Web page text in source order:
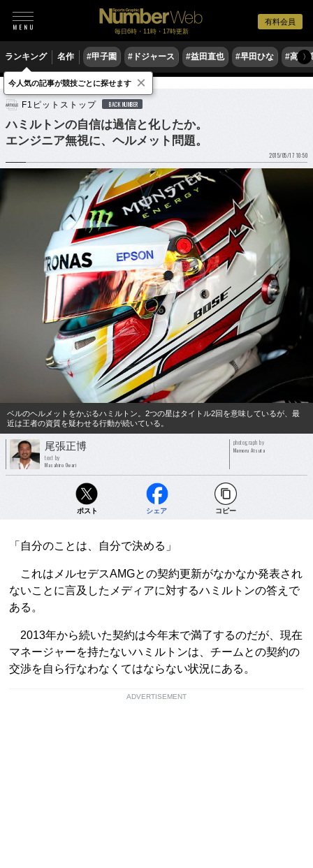
有料会員
毎日6時・11時・17時更新
ランキング 名作 #甲子園 #ドジャース #益田直也 #早田ひな #高木
〉
モータースポーツ F1
F1ピットストップ BACK NUMBER
ハミルトンの自信は過信と化したか。
エンジニア無視に、ヘルメット問題。
2015/05/17 10:50
ベルのヘルメットをかぶるハミルトン。2つの星はタイトル2回を意味しているが、最
近は王者の資質を疑わせる行動が続いている。
尾張正博
text by
Masahiro Owari
photograph by
Mamoru Atsuta
ポスト シェア コピー
「自分のことは、自分で決める」
これはメルセデスAMGとの契約更新がなかなか発表され
ないことに言及したメディアに対するハミルトンの答えで
ある。
2013年から続いた契約は今年末で満了するのだが、現在
マネージャーを持たないハミルトンは、チームとの契約の
交渉を自ら行なわなくてはならない状況にある。
ADVERTISEMENT
今人気の記事が競技ごとに探せます ×